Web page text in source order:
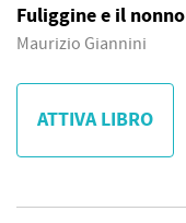
Fuliggine e il nonno
Maurizio Giannini
ATTIVA LIBRO